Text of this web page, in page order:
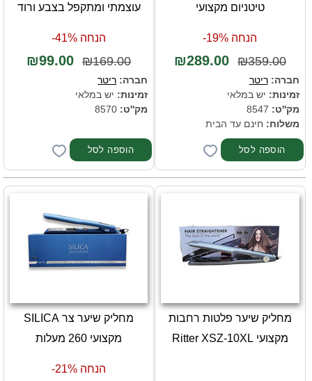
טיטניום מקצועי
הנחה 19%-
₪359.00
₪289.00
חברה:ריטר
זמינות: יש במלאי
מק''ט:
משלוח: חינם עד הבית
עוצמתי ומתקפל בצבע ורוד
הנחה 41%-
₪169.00
₪99.00
חברה: ריטר
זמינות: יש במלאי
מק''ט:
מחליק שיער פלטות רחבות
מקצועי Ritter XSZ-10XL
מחליק שיער צר SILICA
מקצועי 260 מעלות
הנחה 21%-